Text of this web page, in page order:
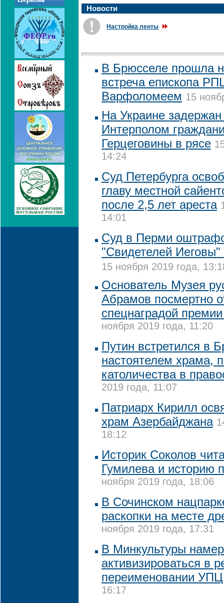
Новости
Настройка ленты
В Брюсселе прошла
встреча епископа
Варфоломеем 15
На Украине
Интерполом
Герцеговины в рясе
14:24
Суд Петербурга
главу местной
после 2,5 лет ареста
14:01
Суд в Перми
"Свидетелей
15 ноября 2019 года,
Основатель Музея
Абрамов посмертно
спецнаградой
ноября 2019 года, 11:20
Путин встретился в
настоятелем храма,
католичества в
2019 года, 11:07
Патриарх Кирилл
храм Азербайджана
18:12
Историк Соколов
Гумилева и историю
ноября 2019 года, 18:06
В Сочинском
раскопки на месте
ноября 2019 года, 17:31
В Минкультуры
активизироваться в
переименовании УПЦ
16:17